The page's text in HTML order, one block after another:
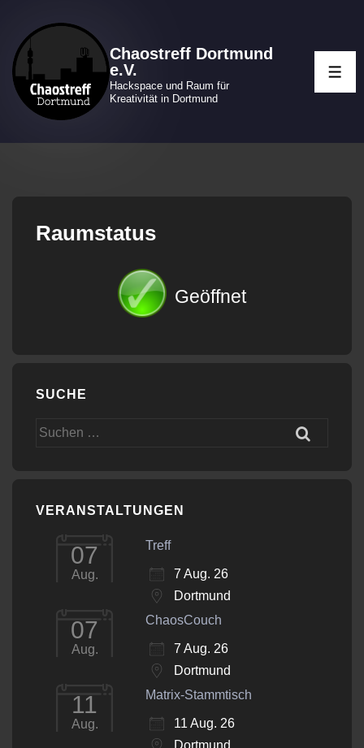
Inhalt
Chaostreff Dortmund
e.V.
Hackspace und Raum für
Kreativität in Dortmund
Raumstatus
Geöffnet
SUCHE
Suchen
VERANSTALTUNGEN
07
Aug.
Treff
7 Aug. 26
Dortmund
07
Aug.
ChaosCouch
7 Aug. 26
Dortmund
11
Aug.
Matrix-Stammtisch
11 Aug. 26
Dortmund